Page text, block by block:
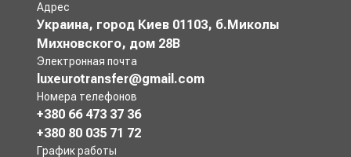
Адрес
Украина, город Киев 01103, б.Миколы
Михновского, дом 28В
Электронная почта
luxeurotransfer@gmail.com
Номера телефонов
+380 66 473 37 36
+380 80 035 71 72
График работы